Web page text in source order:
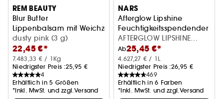
REM BEAUTY
Blur Butter
Lippenbalsam mit Weichzeichnereffekt
dusty pink (3 g)
22,45 €*
7.483,33 € / 1Kg
Niedrigster Preis :25,95 €
4
Erhältlich in 5 Größen
*Inkl. MwSt. und zzgl.Versand
NARS
Afterglow Lipshine
Feuchtigkeitsspendender
AFTERGLOW LIPSHINE
ORGASM
Ab25,45 €*
4.627,27 € / 1L
Niedrigster Preis :26,95 €
469
Erhältlich in 6 Farben
*Inkl. MwSt. und zzgl.Versand